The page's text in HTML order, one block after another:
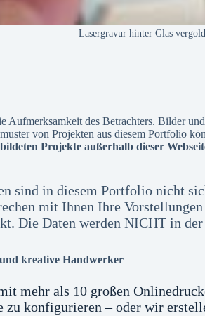
Lasergravur hinter Glas
Aufmerksamkeit des Betrachters. Bilder
von Projekten aus diesem Portfolio
Projekte außerhalb dieser
sind in diesem Portfolio nicht
mit Ihnen Ihre
Die Daten werden NICHT in
kreative Handwerker
mehr als 10 großen
zu konfigurieren – oder wir